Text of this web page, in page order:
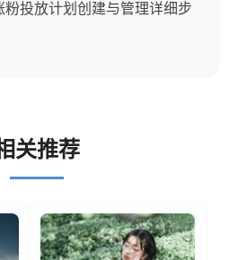
粉投放计划创建与管理详细步
关推荐